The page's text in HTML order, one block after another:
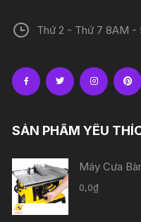
Thứ 2 - Thứ 7 8AM -
SẢN PHẨM YÊU
Máy Cưa
0,0₫